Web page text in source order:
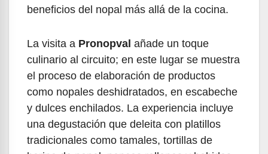
beneficios del nopal más allá de la cocina.
La visita a Pronopval añade un toque
culinario al circuito; en este lugar se muestra
el proceso de elaboración de productos
como nopales deshidratados, en escabeche
y dulces enchilados. La experiencia incluye
una degustación que deleita con platillos
tradicionales como tamales, tortillas de